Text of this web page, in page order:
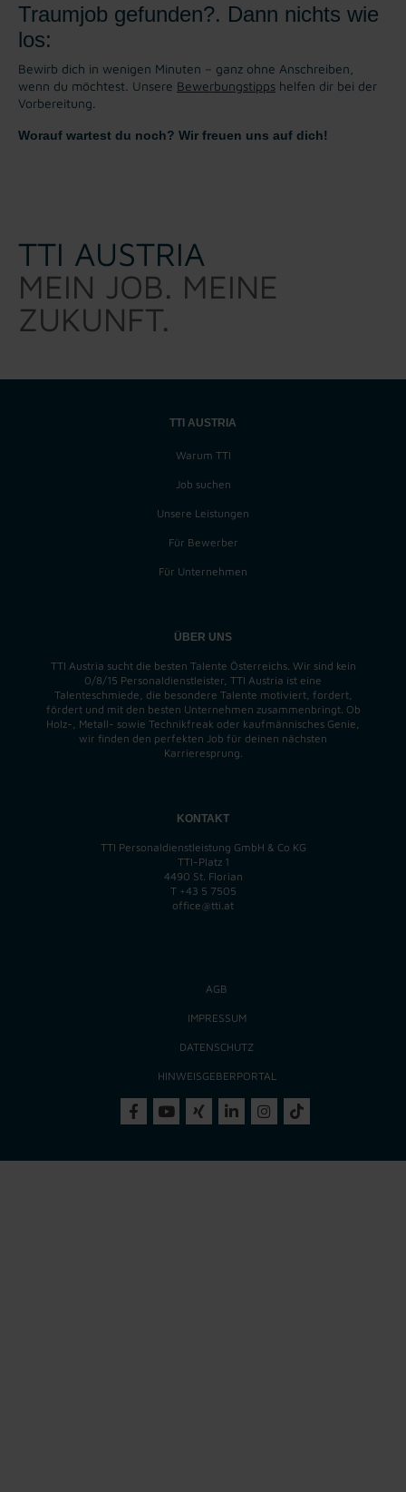
Traumjob gefunden?. Dann nichts wie
los:
Bewirb dich in wenigen Minuten – ganz ohne Anschreiben,
wenn du möchtest. Unsere Bewerbungstipps helfen dir bei der
Vorbereitung.
Worauf wartest du noch? Wir freuen uns auf dich!
TTI AUSTRIA
MEIN JOB. MEINE
ZUKUNFT.
TTI AUSTRIA
Warum TTI
Job suchen
Unsere Leistungen
Für Bewerber
Für Unternehmen
ÜBER UNS
TTI Austria sucht die besten Talente Österreichs. Wir sind kein
0/8/15 Personaldienstleister, TTI Austria ist eine
Talenteschmiede, die besondere Talente motiviert, fordert,
fördert und mit den besten Unternehmen zusammenbringt. Ob
Holz-, Metall- sowie Technikfreak oder kaufmännisches Genie,
wir finden den perfekten Job für deinen nächsten
Karrieresprung.
KONTAKT
TTI Personaldienstleistung GmbH & Co KG
TTI-Platz 1
4490 St. Florian
T +43 5 7505
office@tti.at
AGB
IMPRESSUM
DATENSCHUTZ
HINWEISGEBERPORTAL